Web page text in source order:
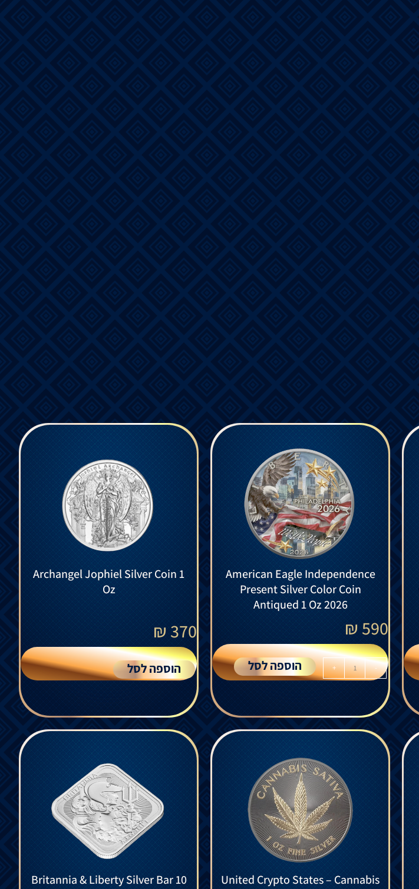
American Eagle Independence
Present Silver Color Coin
Antiqued 1 Oz 2026
590
₪
-
+ הוספה לסל
Archangel Jophiel Silver Coin 1
Oz
370
₪
הוספה לסל
United Crypto States – Cannabis
Britannia & Liberty Silver Bar 10